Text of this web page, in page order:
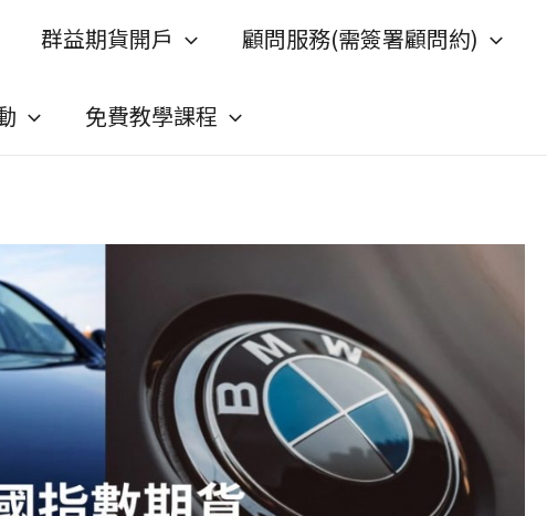
群益期貨開戶 顧問服務(需簽署顧問約)
免費教學課程